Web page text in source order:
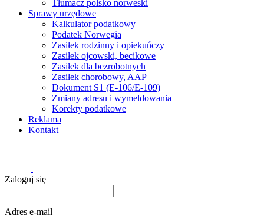
Tłumacz polsko norweski
Sprawy urzędowe
Kalkulator podatkowy
Podatek Norwegia
Zasiłek rodzinny i opiekuńczy
Zasiłek ojcowski, becikowe
Zasiłek dla bezrobotnych
Zasiłek chorobowy, AAP
Dokument S1 (E-106/E-109)
Zmiany adresu i wymeldowania
Korekty podatkowe
Reklama
Kontakt
Zaloguj się
Adres e-mail